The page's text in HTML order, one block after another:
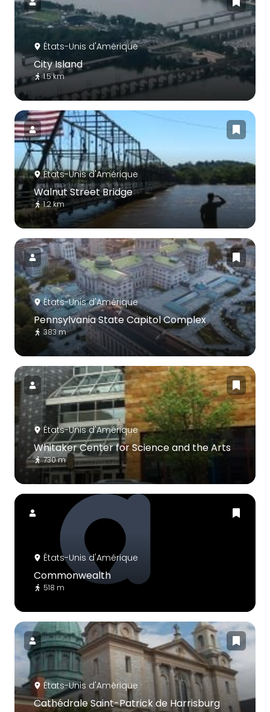
États-Unis d'Amérique
City Island
1.5 km
États-Unis d'Amérique
Walnut Street Bridge
1.2 km
États-Unis d'Amérique
Pennsylvania State Capitol Complex
383 m
États-Unis d'Amérique
Whitaker Center for Science and the Arts
730 m
États-Unis d'Amérique
Commonwealth
518 m
États-Unis d'Amérique
Cathédrale Saint-Patrick de Harrisburg